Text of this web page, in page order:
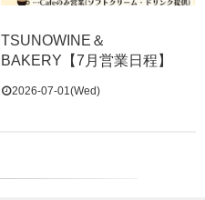
TSUNOWINE＆
BAKERY【7月営業日程】
2026-07-01(Wed)